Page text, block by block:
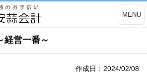
MENU
経営一番～
作成日：2024/02/08